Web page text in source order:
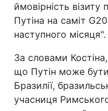
ймовірність
Путіна на саміт
наступного місяця".
За словами
що Путін може бути
Бразилії,
учасниця